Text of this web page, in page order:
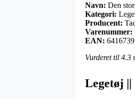
Navn: Den
Kategori:
Producent:
Varenummer:
EAN:
Vurderet til 4.3
Legetøj